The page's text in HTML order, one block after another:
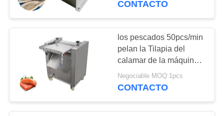
SOLICITAR
UNA CITA
DEL
SITIO
máquina para
ablandar la carne
14
CONTACTO
los pescados 50pcs/min
pelan la Tilapia del
calamar de la máquina
del retiro que pela la
máquina de proceso de
Negociable MOQ:1pcs
CONTACTO